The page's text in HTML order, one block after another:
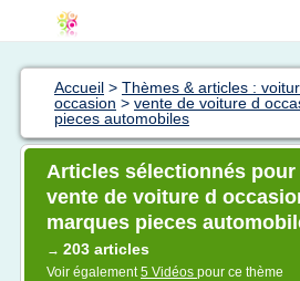
Accueil > Thèmes & articles :
occasion > vente de voiture d
pieces automobiles
Articles sélectionnés pour
vente de voiture d
marques pieces
→ 203 articles
Voir également5 Vidéos pour ce thème